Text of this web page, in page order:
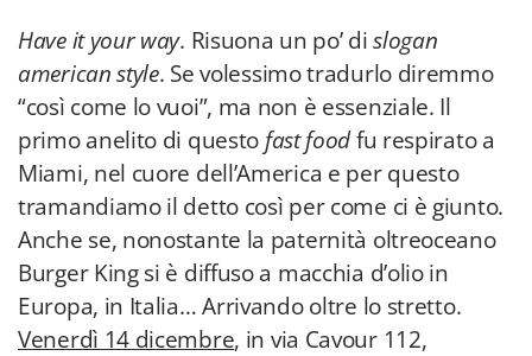
Have it your way. Risuona un po’ dislogan
american style. Se volessimo tradurlo diremmo
“così come lo vuoi”, ma non è essenziale. Il
primo anelito di questo fast foodfu respirato a
Miami, nel cuore dell’America e per questo
tramandiamo il detto così per come ci è giunto.
Anche se, nonostante la paternità oltreoceano
Burger King si è diffuso a macchia d’olio in
Europa, in Italia… Arrivando oltre lo stretto.
Venerdì 14 dicembre, in via Cavour 112,